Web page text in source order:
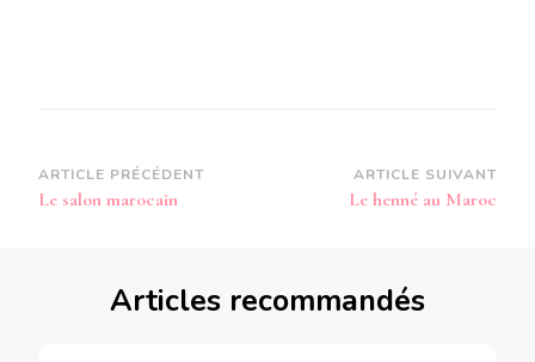
Navigation
d’article
ARTICLE PRÉCÉDENT
Le salon marocain
ARTICLE SUIVANT
Le henné au Maroc
Articles recommandés